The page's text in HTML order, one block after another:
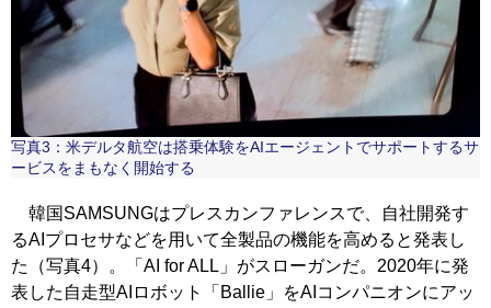
写真3：米デルタ航空は搭乗体験をAIエージェントでサポートするサ
ービスをまもなく開始する
韓国SAMSUNGはプレスカンファレンスで、自社開発す
るAIプロセサなどを用いて全製品の機能を高めると発表し
た（写真4）。「AI for ALL」がスローガンだ。2020年に発
表した自走型AIロボット「Ballie」をAIコンパニオンにアッ